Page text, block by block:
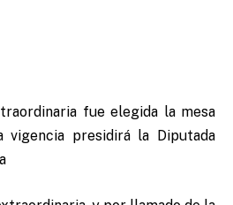
fue elegida la mesa
vigencia presidirá la Diputada